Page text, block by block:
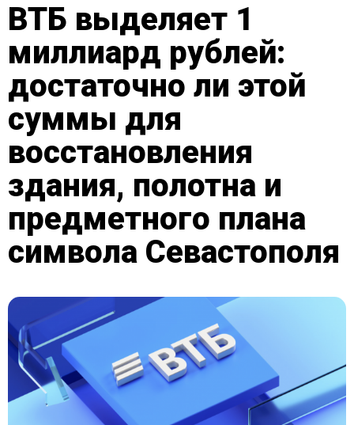
ВТБ выделяет 1
миллиард рублей:
достаточно ли этой
суммы для
восстановления
здания, полотна и
предметного плана
символа Севастополя